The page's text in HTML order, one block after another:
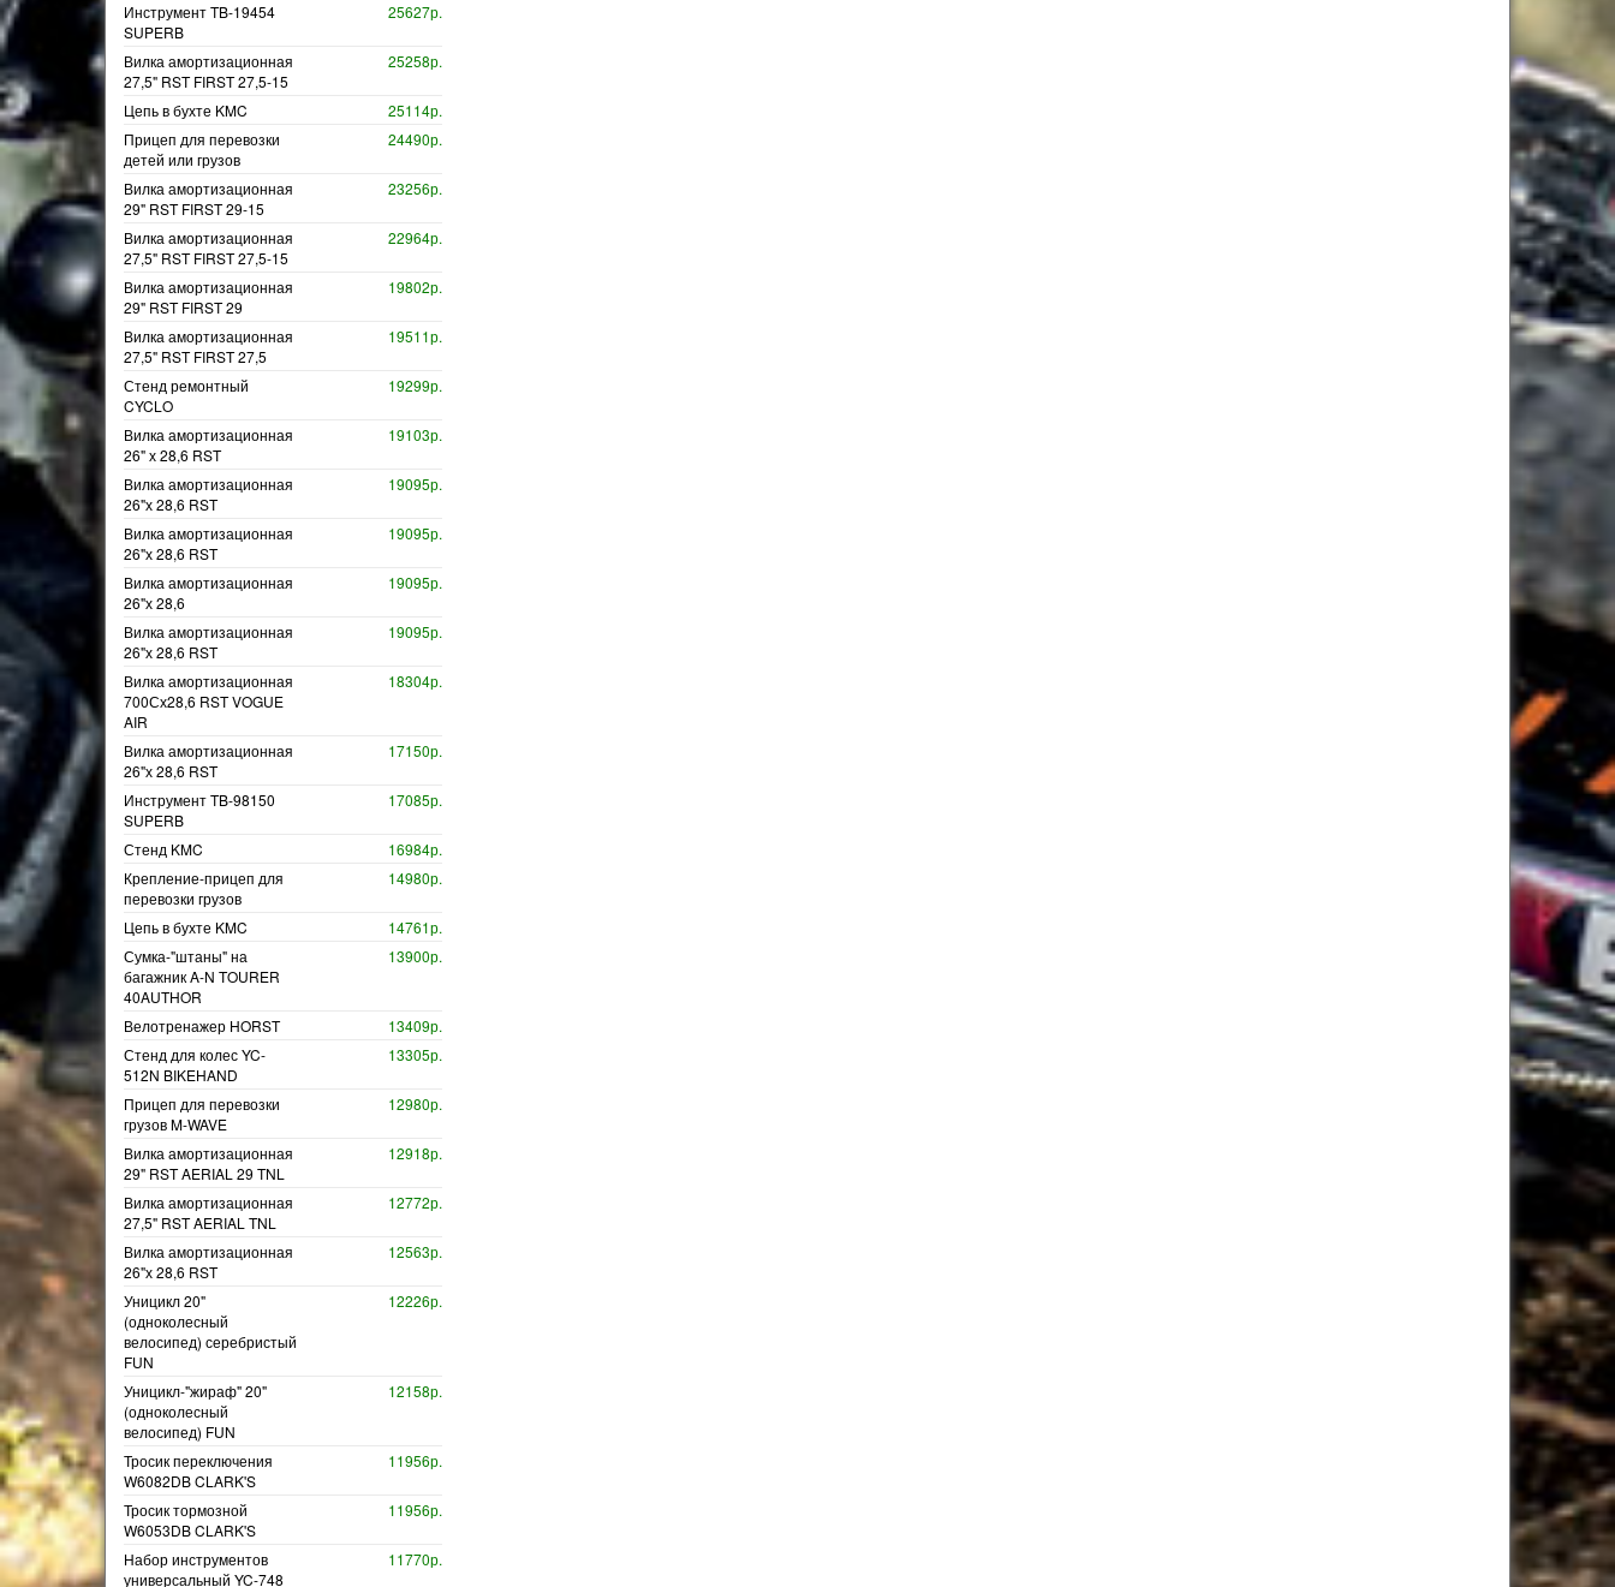
Инструмент TB-19454
SUPERB
25627р.
Вилка амортизационная
27,5" RST FIRST 27,5-15
25258р.
Цепь в бухте KMC
25114р.
Прицеп для перевозки
детей или грузов
24490р.
Вилка амортизационная
29" RST FIRST 29-15
23256р.
Вилка амортизационная
27,5" RST FIRST 27,5-15
22964р.
Вилка амортизационная
29" RST FIRST 29
19802р.
Вилка амортизационная
27,5" RST FIRST 27,5
19511р.
Стенд ремонтный
CYCLO
19299р.
Вилка амортизационная
26" х 28,6 RST
19103р.
Вилка амортизационная
26"х 28,6 RST
19095р.
Вилка амортизационная
26"х 28,6 RST
19095р.
Вилка амортизационная
26"х 28,6
19095р.
Вилка амортизационная
26"х 28,6 RST
19095р.
Вилка амортизационная
700Сх28,6 RST VOGUE
AIR
18304р.
Вилка амортизационная
26"х 28,6 RST
17150р.
Инструмент TB-98150
SUPERB
17085р.
Стенд KMC
16984р.
Крепление-прицеп для
перевозки грузов
14980р.
Цепь в бухте KMC
14761р.
Сумка-"штаны" на
багажник A-N TOURER
40AUTHOR
13900р.
Велотренажер HORST
13409р.
Стенд для колес YC-
512N BIKEHAND
13305р.
Прицеп для перевозки
грузов M-WAVE
12980р.
Вилка амортизационная
29" RST AERIAL 29 TNL
12918р.
Вилка амортизационная
27,5" RST AERIAL TNL
12772р.
Вилка амортизационная
26"х 28,6 RST
12563р.
Уницикл 20"
(одноколесный
велосипед) серебристый
FUN
12226р.
Уницикл-"жираф" 20"
(одноколесный
велосипед) FUN
12158р.
Тросик переключения
W6082DB CLARK'S
11956р.
Тросик тормозной
W6053DB CLARK'S
11956р.
Набор инструментов
универсальный YC-748
11770р.